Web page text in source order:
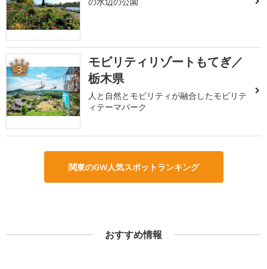
3
モビリティリゾートもてぎ／
栃木県
人と自然とモビリティが融合したモビリテ
ィテーマパーク
関東のGW人気スポットランキング
おすすめ情報